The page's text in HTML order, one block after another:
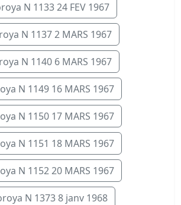
N 1133 24 FEV 1967
N 1137 2 MARS 1967
N 1140 6 MARS 1967
N 1149 16 MARS 1967
N 1150 17 MARS 1967
N 1151 18 MARS 1967
N 1152 20 MARS 1967
N 1373 8 janv 1968